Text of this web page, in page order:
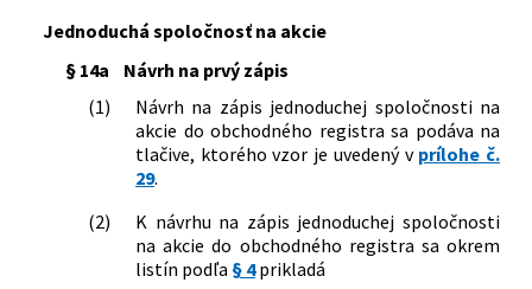
Jednoduchá spoločnosť na akcie
§ 14a
Návrh na prvý zápis
(1)
Návrh na zápis jednoduchej spoločnosti na
akcie do obchodného registra sa podáva na
tlačive, ktorého vzor je uvedený v prílohe č.
29.
(2)
K návrhu na zápis jednoduchej spoločnosti
na akcie do obchodného registra sa okrem
listín podľa § 4prikladá